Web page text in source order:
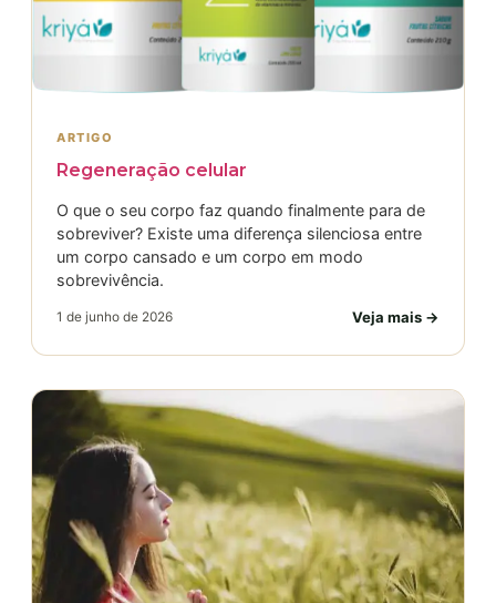
ARTIGO
Regeneração celular
O que o seu corpo faz quando finalmente para de
sobreviver? Existe uma diferença silenciosa entre
um corpo cansado e um corpo em modo
sobrevivência.
1 de junho de 2026 Veja mais →